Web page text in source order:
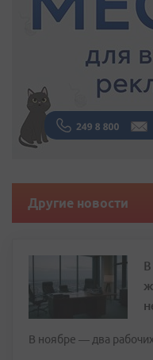
Другие новости
В ноябре — два